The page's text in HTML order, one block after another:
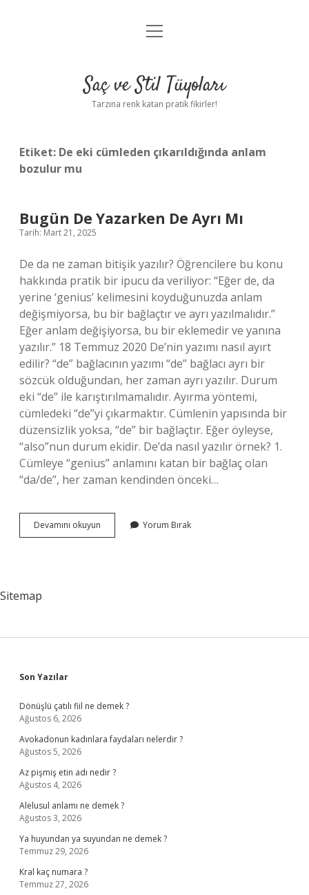
Anasayfa
Yasal Uyarı
menüyü
Saç ve Stil Tüyoları
Tarzına renk katan pratik fikirler!
Etiket: De eki cümleden çıkarıldığında anlam
bozulur mu
Bugün De Yazarken De Ayrı Mı
Tarih: Mart 21, 2025
De da ne zaman bitişik yazılır? Öğrencilere bu konu
hakkında pratik bir ipucu da veriliyor: “Eğer de, da
yerine ‘genius’ kelimesini koyduğunuzda anlam
değişmiyorsa, bu bir bağlaçtır ve ayrı yazılmalıdır.”
Eğer anlam değişiyorsa, bu bir eklemedir ve yanına
yazılır.” 18 Temmuz 2020 De’nin yazımı nasıl ayırt
edilir? “de” bağlacının yazımı “de” bağlacı ayrı bir
sözcük olduğundan, her zaman ayrı yazılır. Durum
eki “de” ile karıştırılmamalıdır. Ayırma yöntemi,
cümledeki “de”yi çıkarmaktır. Cümlenin yapısında bir
düzensizlik yoksa, “de” bir bağlaçtır. Eğer öyleyse,
“also”nun durum ekidir. De’da nasıl yazılır örnek? 1.
Cümleye “genius” anlamını katan bir bağlaç olan
“da/de”, her zaman kendinden önceki…
Devamını okuyun
De
Yorum Bırak
Sitemap
Sidebar
Son Yazılar
Dönüşlü çatılı fiil ne demek ?
Ağustos 6, 2026
Avokadonun kadınlara faydaları nelerdir ?
Ağustos 5, 2026
Az pişmiş etin adı nedir ?
Ağustos 4, 2026
Alelusul anlamı ne demek ?
Ağustos 3, 2026
Ya huyundan ya suyundan ne demek ?
Temmuz 29, 2026
Kral kaç numara ?
Temmuz 27, 2026